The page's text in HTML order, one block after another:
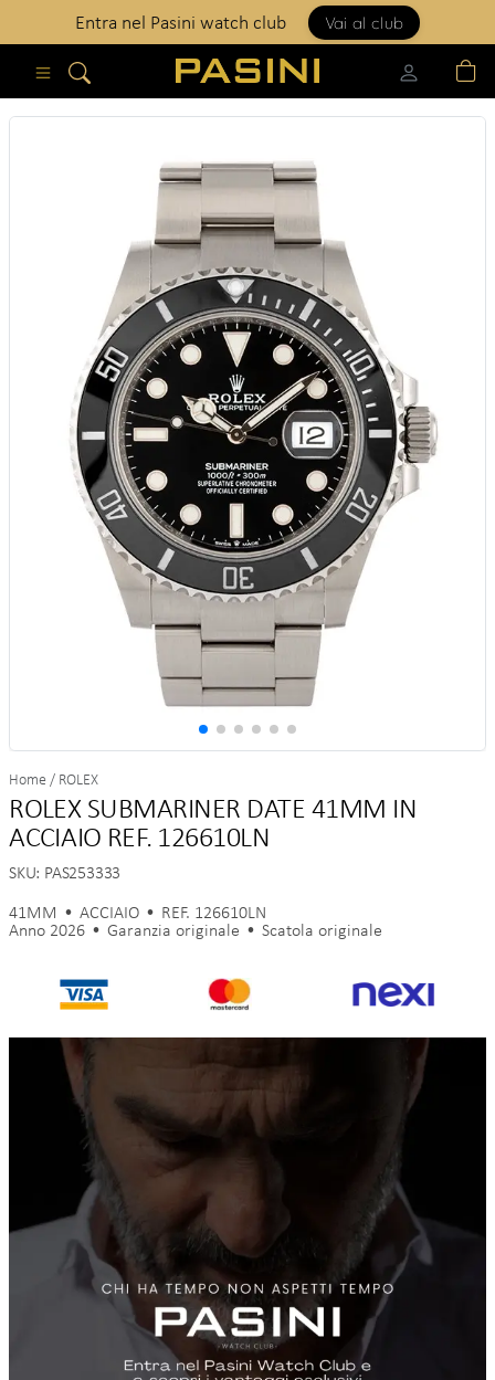
Entra nel Pasini watch club Vai al club
Apri menu
Home / ROLEX
ROLEX SUBMARINER DATE 41MM IN
ACCIAIO REF. 126610LN
SKU: PAS253333
41MM ACCIAIO REF. 126610LN
Anno 2026 Garanzia originale Scatola originale